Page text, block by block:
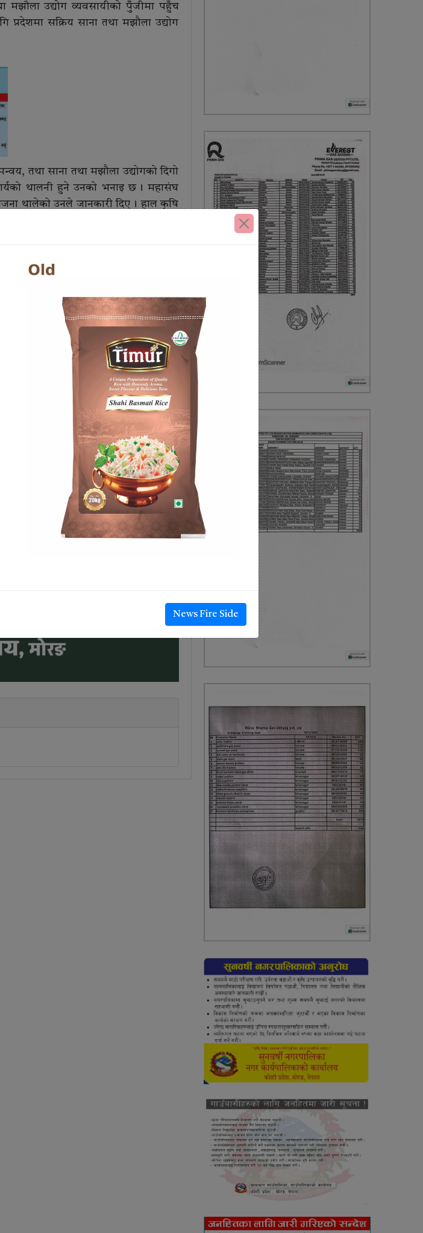
मझौला उद्योग व्यवसायीको पुँजीमा पहुँच
प्रदेशमा सक्रिय साना तथा मझौला उद्योग
तथा साना तथा मझौला उद्योगको दिगो
थालनी हुने उनको भनाइ छ । महासंघ
थालेको उनले जानकारी दिए । हाल कृषि
बैंक तथा वित्तीय संस्थामा महासंघले
कोशी प्रदेशमा रहेका जिल्लारनगर
सन्तुष्टि, स्थानीय रोजगारी सिर्जना गर्ने
व्यावसायिक विकास परामर्शदाताहरूको
जानकारी, अनलाइन प्रणाली तथा
News Fire Side